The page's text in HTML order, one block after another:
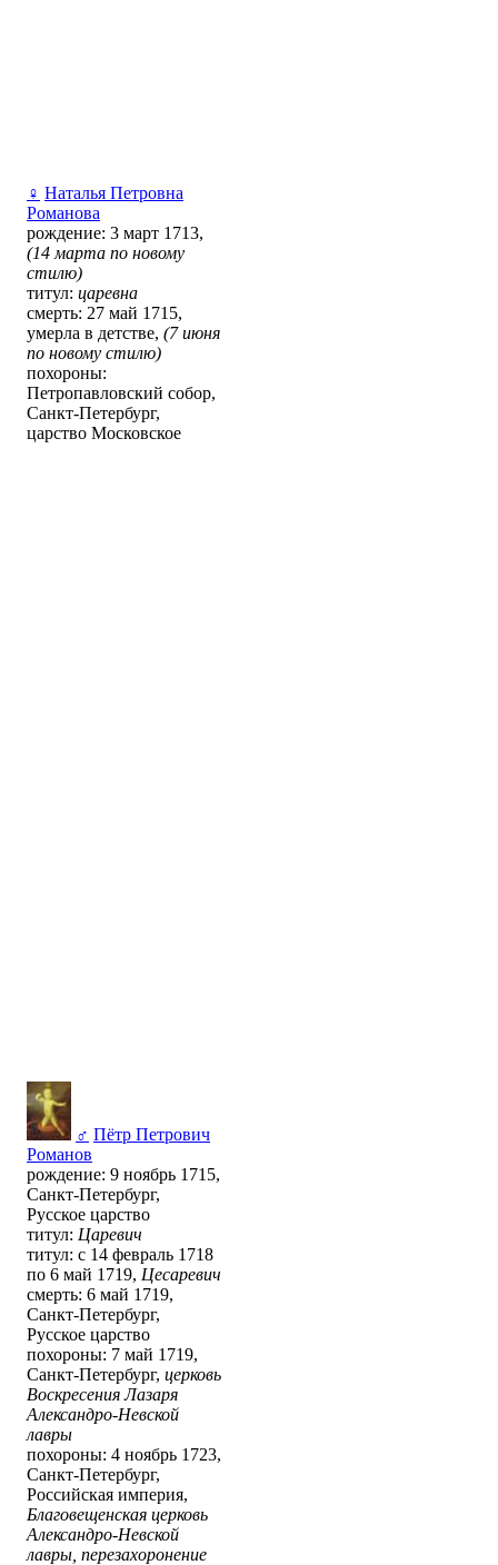
♀ Наталья Петровна
Романова
рождение: 3 март 1713,
(14 марта по новому
стилю)
титул: царевна
смерть: 27 май 1715,
умерла в детстве, (7 июня
по новому стилю)
похороны:
Петропавловский собор,
Санкт-Петербург,
царство Московское
♂ Пётр Петрович
Романов
рождение: 9 ноябрь 1715,
Санкт-Петербург,
Русское царство
титул: Царевич
титул: с 14 февраль 1718
по 6 май 1719, Цесаревич
смерть: 6 май 1719,
Санкт-Петербург,
Русское царство
похороны: 7 май 1719,
Санкт-Петербург, церковь
Воскресения Лазаря
Александро-Невской
лавры
похороны: 4 ноябрь 1723,
Санкт-Петербург,
Российская империя,
Благовещенская церковь
Александро-Невской
лавры, перезахоронение